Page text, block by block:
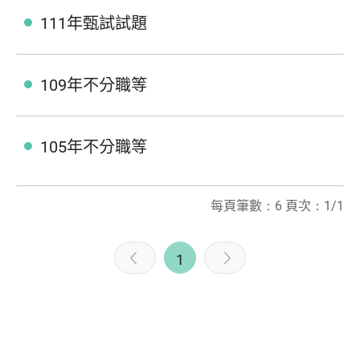
111年甄試試題
109年不分職等
105年不分職等
每頁筆數：6 頁次：1/1
1